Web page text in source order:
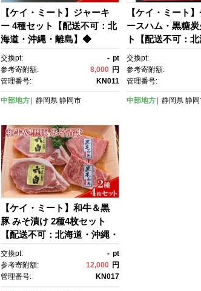
【ケイ・ミート】ジャーキ
ー 4種セット【配送不可：北
海道・沖縄・離島】◆
交換pt: - pt
参考寄附額:
8,000 円
管理番号:
KN011
中部地方 静岡県 静岡市
【ケイ・ミート
ースハム・黒糖
ト【配送不可：
縄・離島】◆
交換pt:
参考寄附額:
管理番号:
中部地方 静岡県 静
【ケイ・ミート】和牛＆黒
豚 みそ漬け 2種4枚セット
【配送不可：北海道・沖縄・
離島】◆
交換pt: - pt
参考寄附額:
12,000 円
管理番号:
KN017